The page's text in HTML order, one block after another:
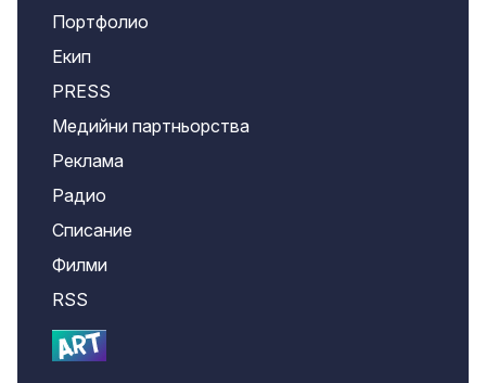
Портфолио
Екип
PRESS
Медийни партньорства
Реклама
Радио
Списание
Филми
RSS